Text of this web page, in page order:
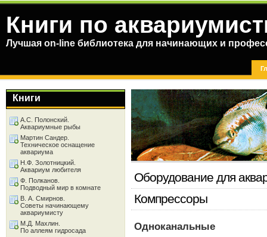
Книги по
Лучшая on-line библиотека для начинающих и
Оборудование для
Компрессоры
Одноканальные
Книги
А.С. Полонский.
Аквариумные рыбы
Мартин Сандер.
Техническое оснащение
аквариума
Н.Ф. Золотницкий.
Аквариум любителя
Ф. Полканов.
Подводный мир в комнате
В. А. Смирнов.
Советы начинающему
аквариумисту
М.Д. Махлин.
По аллеям гидросада